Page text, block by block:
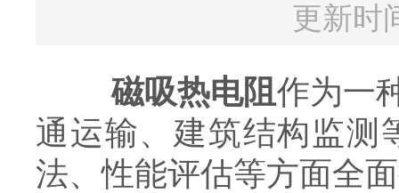
更新时
磁吸热电阻 作为一
通运输、建筑结构监测
法、性能评估等方面全